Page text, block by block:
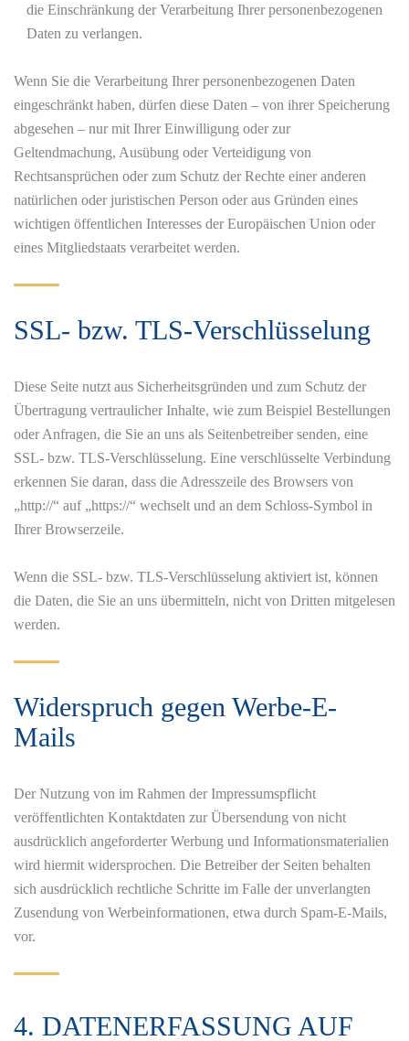
die Einschränkung der Verarbeitung Ihrer personenbezogenen
Daten zu verlangen.
Wenn Sie die Verarbeitung Ihrer personenbezogenen Daten
eingeschränkt haben, dürfen diese Daten – von ihrer Speicherung
abgesehen – nur mit Ihrer Einwilligung oder zur
Geltendmachung, Ausübung oder Verteidigung von
Rechtsansprüchen oder zum Schutz der Rechte einer anderen
natürlichen oder juristischen Person oder aus Gründen eines
wichtigen öffentlichen Interesses der Europäischen Union oder
eines Mitgliedstaats verarbeitet werden.
SSL- bzw. TLS-Verschlüsselung
Diese Seite nutzt aus Sicherheitsgründen und zum Schutz der
Übertragung vertraulicher Inhalte, wie zum Beispiel Bestellungen
oder Anfragen, die Sie an uns als Seitenbetreiber senden, eine
SSL- bzw. TLS-Verschlüsselung. Eine verschlüsselte Verbindung
erkennen Sie daran, dass die Adresszeile des Browsers von
„http://“ auf „https://“ wechselt und an dem Schloss-Symbol in
Ihrer Browserzeile.
Wenn die SSL- bzw. TLS-Verschlüsselung aktiviert ist, können
die Daten, die Sie an uns übermitteln, nicht von Dritten mitgelesen
werden.
Widerspruch gegen Werbe-E-
Mails
Der Nutzung von im Rahmen der Impressumspflicht
veröffentlichten Kontaktdaten zur Übersendung von nicht
ausdrücklich angeforderter Werbung und Informationsmaterialien
wird hiermit widersprochen. Die Betreiber der Seiten behalten
sich ausdrücklich rechtliche Schritte im Falle der unverlangten
Zusendung von Werbeinformationen, etwa durch Spam-E-Mails,
vor.
4. DATENERFASSUNG AUF